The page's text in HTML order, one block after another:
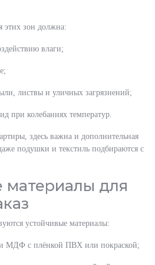
этих зон должна:
влаги;
листвы и уличных загрязнений;
при колебаниях температур.
здесь важна и дополнительная
подушки и текстиль подбираются с
для
устойчивые материалы:
МДФ с плёнкой ПВХ или покраской;